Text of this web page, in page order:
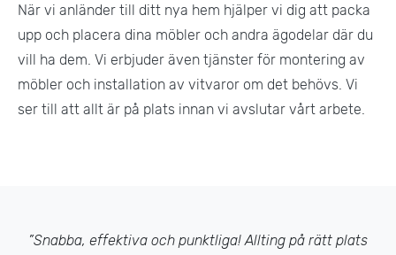
När vi anländer till ditt nya hem hjälper vi dig att packa
upp och placera dina möbler och andra ägodelar där du
vill ha dem. Vi erbjuder även tjänster för montering av
möbler och installation av vitvaror om det behövs. Vi
ser till att allt är på plats innan vi avslutar vårt arbete.
”Snabba, effektiva och punktliga! Allting på rätt plats